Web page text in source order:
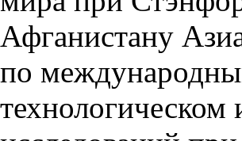
Афганистану
по
технологическом